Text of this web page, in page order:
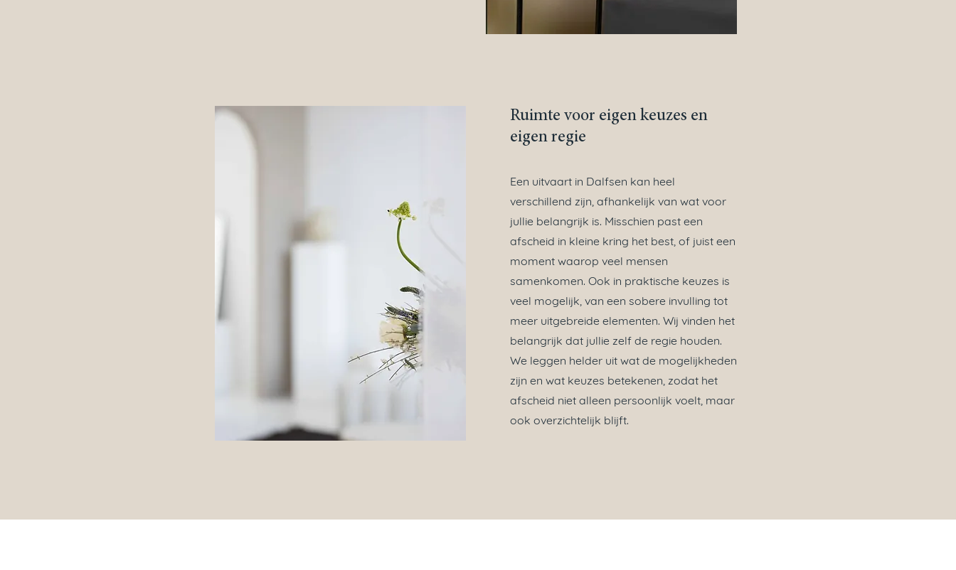
Ruimte voor eigen keuzes en
eigen regie
Een uitvaart in Dalfsen kan heel
verschillend zijn, afhankelijk van wat voor
jullie belangrijk is. Misschien past een
afscheid in kleine kring het best, of juist een
moment waarop veel mensen
samenkomen. Ook in praktische keuzes is
veel mogelijk, van een sobere invulling tot
meer uitgebreide elementen. Wij vinden het
belangrijk dat jullie zelf de regie houden.
We leggen helder uit wat de mogelijkheden
zijn en wat keuzes betekenen, zodat het
afscheid niet alleen persoonlijk voelt, maar
ook overzichtelijk blijft.